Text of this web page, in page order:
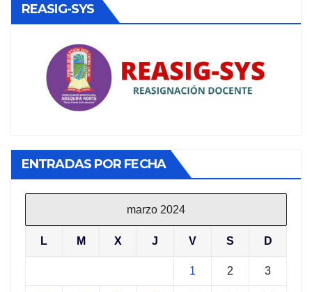
REASIG-SYS
ENTRADAS POR FECHA
marzo 2024
L M X J V S D
1 2 3